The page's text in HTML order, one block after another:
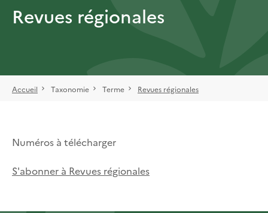
Revues régionales
Accueil Taxonomie Terme Revues régionales
Numéros à télécharger
S'abonner à Revues régionales